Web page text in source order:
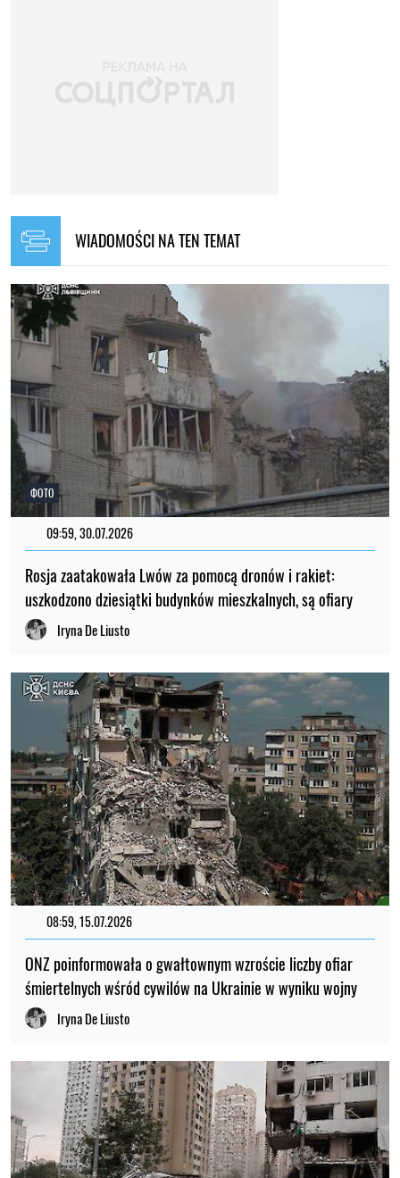
WIADOMOŚCI NA TEN TEMAT
ФОТО
09:59, 30.07.2026
Rosja zaatakowała Lwów za pomocą dronów i rakiet:
uszkodzono dziesiątki budynków mieszkalnych, są ofiary
Iryna De Liusto
08:59, 15.07.2026
ONZ poinformowała o gwałtownym wzroście liczby ofiar
śmiertelnych wśród cywilów na Ukrainie w wyniku wojny
Iryna De Liusto